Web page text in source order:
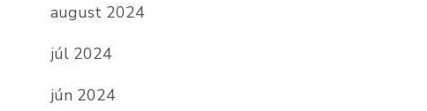
august 2024
júl 2024
jún 2024